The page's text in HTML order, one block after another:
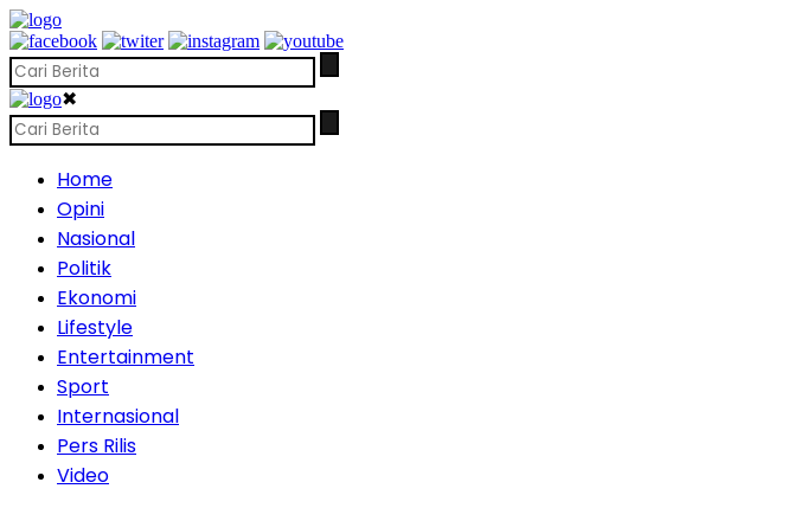
✖
Home
Opini
Nasional
Politik
Ekonomi
Lifestyle
Entertainment
Sport
Internasional
Pers Rilis
Video